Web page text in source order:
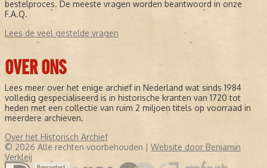
bestelproces. De meeste vragen worden beantwoord in onze
F.A.Q.
Lees de veel gestelde vragen
OVER ONS
Lees meer over het enige archief in Nederland wat sinds 1984
volledig gespecialiseerd is in historische kranten van 1720 tot
heden met een collectie van ruim 2 miljoen titels op voorraad in
meerdere archieven.
Over het Historisch Archief
© 2026 Alle rechten voorbehouden | Website door Benjamin
Verkleij